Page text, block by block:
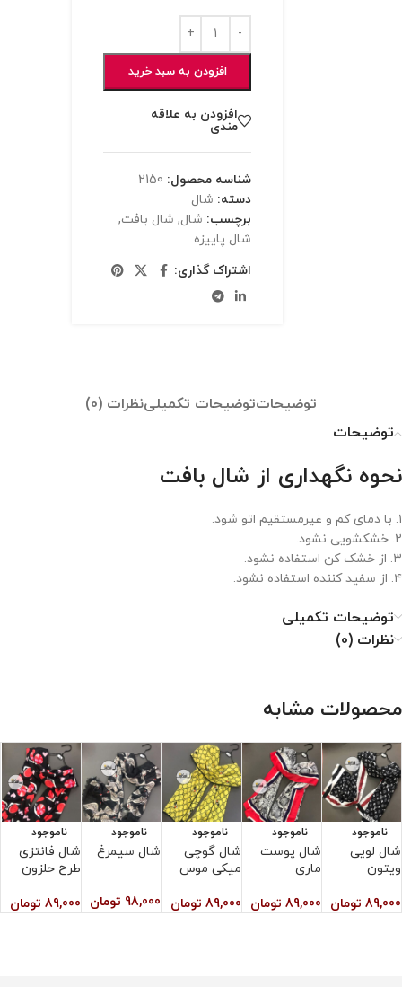
افزودن به سبد خرید
افزودن به علاقه
مندی
شناسه محصول: 2150
دسته: شال
برچسب: شال, شال بافت,
شال پاییزه
اشتراک گذاری:
توضیحاتتوضیحات تکمیلینظرات (0)
توضیحات
نحوه نگهداری از شال بافت
۱. با دمای کم و غیرمستقیم اتو شود.
۲. خشکشویی نشود.
۳. از خشک کن استفاده نشود.
۴. از سفید کننده استفاده نشود.
توضیحات تکمیلی
نظرات (0)
محصولات مشابه
ناموجود
شال لویی
ویتون
89,000 تومان
ناموجود
شال پوست
ماری
89,000 تومان
ناموجود
شال گوچی
میکی موس
89,000 تومان
ناموجود
شال سیمرغ
98,000 تومان
ناموجود
شال فانتزی
طرح حلزون
89,000 تومان